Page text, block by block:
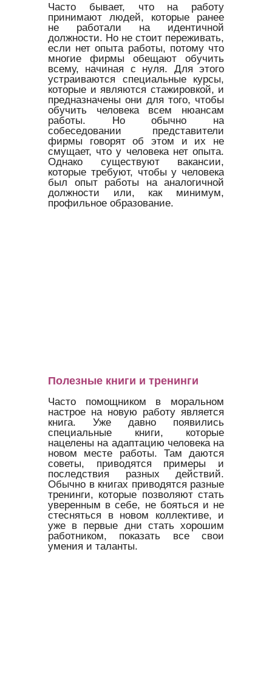
Часто бывает, что на работу
принимают людей, которые ранее
не работали на идентичной
должности. Но не стоит переживать,
если нет опыта работы, потому что
многие фирмы обещают обучить
всему, начиная с нуля. Для этого
устраиваются специальные курсы,
которые и являются стажировкой, и
предназначены они для того, чтобы
обучить человека всем нюансам
работы. Но обычно на
собеседовании представители
фирмы говорят об этом и их не
смущает, что у человека нет опыта.
Однако существуют вакансии,
которые требуют, чтобы у человека
был опыт работы на аналогичной
должности или, как минимум,
профильное образование.
Полезные книги и тренинги
Часто помощником в моральном
настрое на новую работу является
книга. Уже давно появились
специальные книги, которые
нацелены на адаптацию человека на
новом месте работы. Там даются
советы, приводятся примеры и
последствия разных действий.
Обычно в книгах приводятся разные
тренинги, которые позволяют стать
уверенным в себе, не бояться и не
стесняться в новом коллективе, и
уже в первые дни стать хорошим
работником, показать все свои
умения и таланты.